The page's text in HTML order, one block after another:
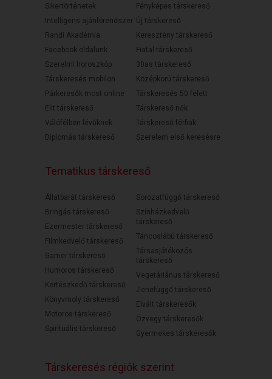
Sikertörténetek
Intelligens ajánlórendszer
Randi Akadémia
Facebook oldalunk
Szerelmi horoszkóp
Társkeresés mobilon
Párkeresők most online
Elit társkereső
Válófélben lévőknek
Diplomás társkereső
Fényképes társkereső
Új társkereső
Keresztény társkereső
Fiatal társkereső
30as társkereső
Középkorú társkereső
Társkeresés 50 felett
Társkereső nők
Társkereső férfiak
Szerelem első keresésre
Tematikus társkereső
Állatbarát társkereső
Bringás társkereső
Ezermester társkereső
Filmkedvelő társkereső
Gamer társkereső
Humoros társkereső
Kertészkedő társkereső
Könyvmoly társkereső
Motoros társkereső
Spirituális társkereső
Sorozatfüggő társkereső
Színházkedvelő
társkereső
Táncoslábú társkereső
Társasjátékozós
társkereső
Vegetáriánus társkereső
Zenefüggő társkereső
Elvált társkeresők
Özvegy társkeresők
Gyermekes társkeresők
Társkeresés régiók szerint